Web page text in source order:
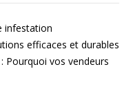
infestation
efficaces et durables
Pourquoi vos vendeurs